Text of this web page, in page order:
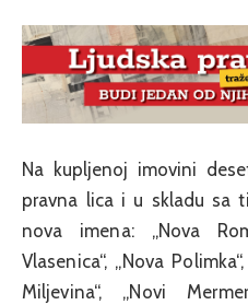
Na kupljenoj imovini
pravna lica i u skladu sa
nova imena: „Nova
Vlasenica“, „Nova
Miljevina“, „Novi